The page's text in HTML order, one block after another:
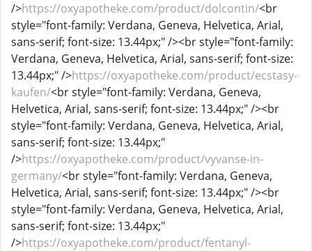
/>https://oxyapotheke.com/product/dolcontin/<br
style="font-family: Verdana, Geneva, Helvetica, Arial,
sans-serif; font-size: 13.44px;" /><br style="font-family:
Verdana, Geneva, Helvetica, Arial, sans-serif; font-size:
13.44px;" />https://oxyapotheke.com/product/ecstasy-
kaufen/<br style="font-family: Verdana, Geneva,
Helvetica, Arial, sans-serif; font-size: 13.44px;" /><br
style="font-family: Verdana, Geneva, Helvetica, Arial,
sans-serif; font-size: 13.44px;"
/>https://oxyapotheke.com/product/vyvanse-in-
germany/<br style="font-family: Verdana, Geneva,
Helvetica, Arial, sans-serif; font-size: 13.44px;" /><br
style="font-family: Verdana, Geneva, Helvetica, Arial,
sans-serif; font-size: 13.44px;"
/>https://oxyapotheke.com/product/fentanyl-